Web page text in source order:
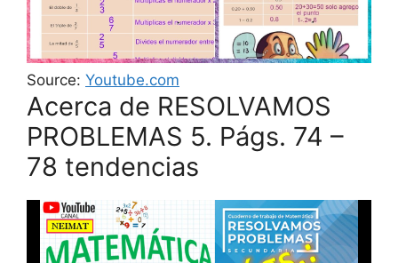
Source: Youtube.com
Acerca de RESOLVAMOS
PROBLEMAS 5. Págs. 74 –
78 tendencias